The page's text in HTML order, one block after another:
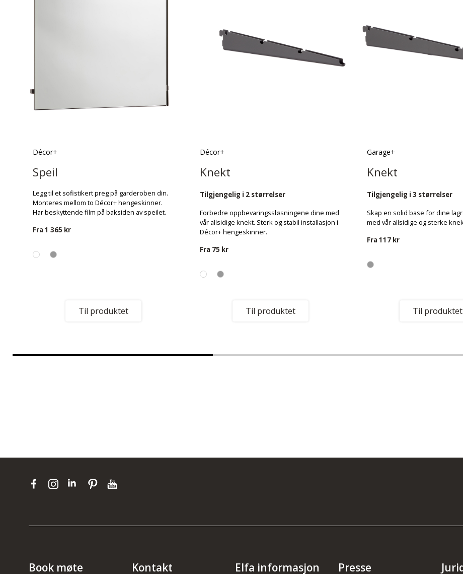
Décor+
Speil
Legg til et sofistikert preg på garderoben din.
Monteres mellom to Décor+ hengeskinner.
Har beskyttende film på baksiden av speilet.
Fra 1 365 kr
Til produktet
Décor+
Knekt
Tilgjengelig i 2 størrelser
Forbedre oppbevaringssløsningene dine med
vår allsidige knekt. Sterk og stabil installasjon i
Décor+ hengeskinner.
Fra 75 kr
Til produktet
Garage+
Knekt
Tilgjengelig i 3 størrelser
Skap en solid base for dine
med vår allsidige og sterke
Fra 117 kr
Til produktet
Book møte Kontakt Elfa informasjon Presse